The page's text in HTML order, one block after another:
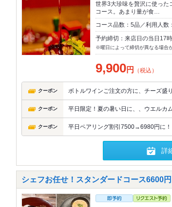
世界3大珍味を贅沢に使った
コース。あまり量が食…
コース品数：5品／利用人数
予約締切：来店日の当日17
※曜日によって締切が異なる場合
9,900円 （税込）
クーポン ボトルワインご注文の方に、チーズ盛
クーポン 平日限定！夏の暑い日に、、ウエルカ
クーポン 平日ペアリング割引7500→6980円に！
詳
シェフお任せ！スタンダードコース6600円